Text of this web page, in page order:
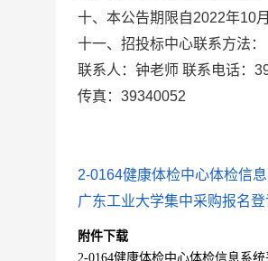
十、本公告期限自2022年10
十一、招投标中心联系方法：
联系人：钟老师 联系电话：
传真：39340052
招投
2022年
2-0164健康体检中心体检信
广东工业大学集中采购报名
附件下载
2-0164健康体检中心体检信息系